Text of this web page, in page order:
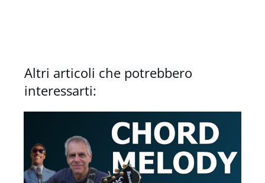
Altri articoli che potrebbero
interessarti: